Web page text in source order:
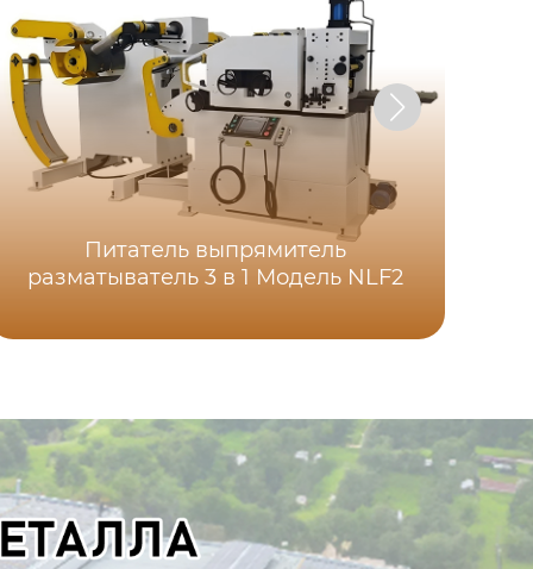
Питатель выпрямитель
разматыватель 3 в 1 Модель NLF2